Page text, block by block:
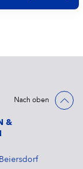
Nach oben
&